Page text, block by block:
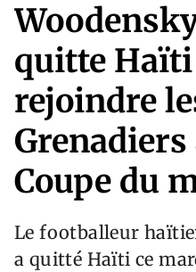
quitte
rejoindre
Coupe du
Le footballeur
a quitté Haïti ce